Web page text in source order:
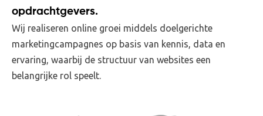
opdrachtgevers.
Wij realiseren online groei middels doelgerichte
marketingcampagnes op basis van kennis, data en
ervaring, waarbij de structuur van websites een
belangrijke rol speelt.